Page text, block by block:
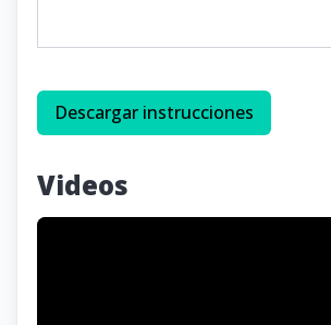
Descargar instrucciones
Videos